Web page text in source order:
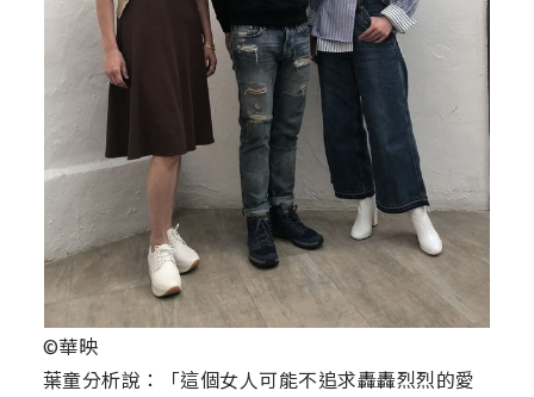
©華映
葉童分析說：「這個女人可能不追求轟轟烈烈的愛